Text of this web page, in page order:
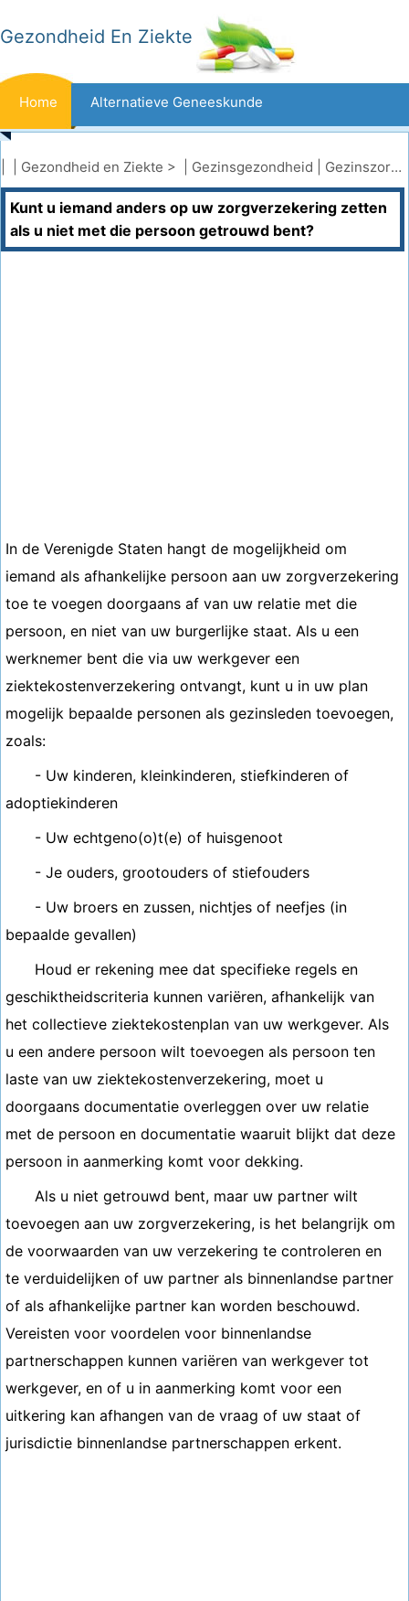
Gezondheid En Ziekte
Home Alternatieve Geneeskunde
Beten En Steken Kanker
Aandoeningen En Behandelingen Mond- En Tandzorg
Gezondheid en Ziekte > | Gezinsgezondheid Gezinszorgverzekering
Kunt u iemand anders op uw zorgverzekering zetten
als u niet met die persoon getrouwd bent?
In de Verenigde Staten hangt de mogelijkheid om
iemand als afhankelijke persoon aan uw zorgverzekering
toe te voegen doorgaans af van uw relatie met die
persoon, en niet van uw burgerlijke staat. Als u een
werknemer bent die via uw werkgever een
ziektekostenverzekering ontvangt, kunt u in uw plan
mogelijk bepaalde personen als gezinsleden toevoegen,
zoals:
- Uw kinderen, kleinkinderen, stiefkinderen of
adoptiekinderen
- Uw echtgeno(o)t(e) of huisgenoot
- Je ouders, grootouders of stiefouders
- Uw broers en zussen, nichtjes of neefjes (in
bepaalde gevallen)
Houd er rekening mee dat specifieke regels en
geschiktheidscriteria kunnen variëren, afhankelijk van
het collectieve ziektekostenplan van uw werkgever. Als
u een andere persoon wilt toevoegen als persoon ten
laste van uw ziektekostenverzekering, moet u
doorgaans documentatie overleggen over uw relatie
met de persoon en documentatie waaruit blijkt dat deze
persoon in aanmerking komt voor dekking.
Als u niet getrouwd bent, maar uw partner wilt
toevoegen aan uw zorgverzekering, is het belangrijk om
de voorwaarden van uw verzekering te controleren en
te verduidelijken of uw partner als binnenlandse partner
of als afhankelijke partner kan worden beschouwd.
Vereisten voor voordelen voor binnenlandse
partnerschappen kunnen variëren van werkgever tot
werkgever, en of u in aanmerking komt voor een
uitkering kan afhangen van de vraag of uw staat of
jurisdictie binnenlandse partnerschappen erkent.